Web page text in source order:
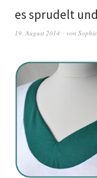
es sprudelt
19. August 2014 von